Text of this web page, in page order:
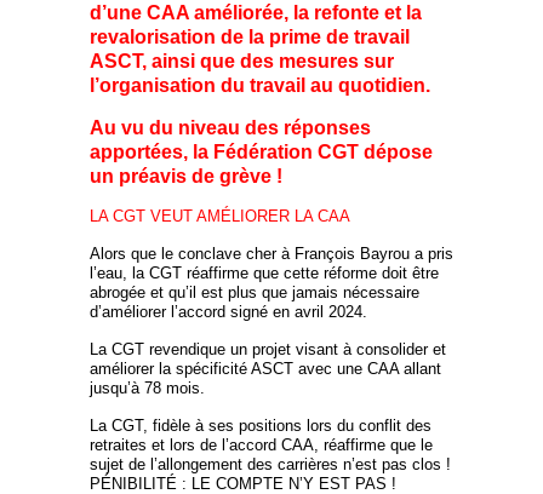
d’une CAA améliorée, la refonte et la
revalorisation de la prime de travail
ASCT, ainsi que des mesures sur
l’organisation du travail au quotidien.
Au vu du niveau des réponses
apportées, la Fédération CGT dépose
un préavis de grève !
LA CGT VEUT AMÉLIORER LA CAA
Alors que le conclave cher à François Bayrou a pris
l’eau, la CGT réaffirme que cette réforme doit être
abrogée et qu’il est plus que jamais nécessaire
d’améliorer l’accord signé en avril 2024.
La CGT revendique un projet visant à consolider et
améliorer la spécificité ASCT avec une CAA allant
jusqu’à 78 mois.
La CGT, fidèle à ses positions lors du conflit des
retraites et lors de l’accord CAA, réaffirme que le
sujet de l’allongement des carrières n’est pas clos !
PÉNIBILITÉ : LE COMPTE N’Y EST PAS !